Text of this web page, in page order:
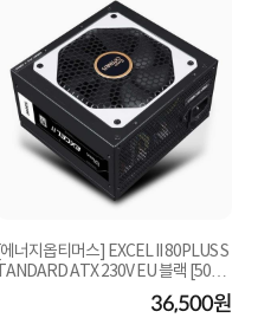
[에너지옵티머스] EXCEL II 80PLUS S
TANDARD ATX 230V EU 블랙 [500
36,500원